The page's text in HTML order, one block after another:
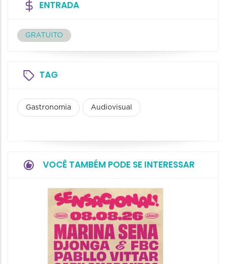
ENTRADA
GRATUITO
TAG
Gastronomia Audiovisual
VOCÊ TAMBÉM PODE SE INTERESSAR